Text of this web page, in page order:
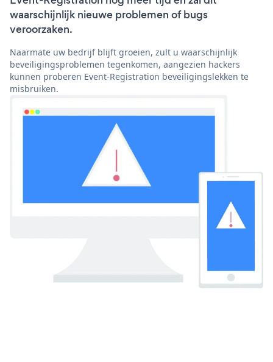
waarschijnlijk nieuwe problemen of bugs
veroorzaken.
Naarmate uw bedrijf blijft groeien, zult u waarschijnlijk
beveiligingsproblemen tegenkomen, aangezien hackers
kunnen proberen Event-Registration beveiligingslekken te
misbruiken.